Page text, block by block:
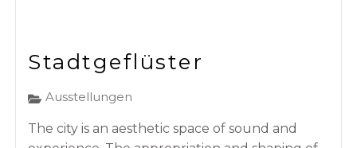
Stadtgeflüster
Ausstellungen
The city is an aesthetic space of sound and